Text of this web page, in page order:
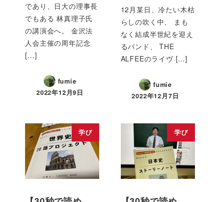
であり、日大の理事長
でもある 林真理子氏
の講演会へ。 金沢法
人会主催の周年記念
[…]
fumie
2022年12月9日
12月某日、冷たい木枯
らしの吹く中、 まも
なく結成半世紀を迎え
るバンド、 THE
ALFEEのライヴ […]
fumie
2022年12月7日
学び 学び